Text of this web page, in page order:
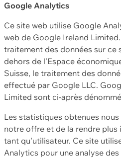
Google Analytics
Ce site web utilise Google
web de Google Ireland
traitement des données sur ce
dehors de l'Espace
Suisse, le traitement des
effectué par Google LLC.
Limited sont ci-après
Les statistiques obtenues
notre offre et de la rendre plus
tant qu'utilisateur. Ce site
Analytics pour une analyse